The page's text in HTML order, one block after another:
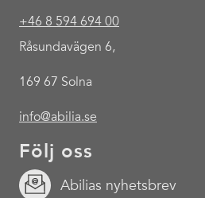
+46 8 594 694 00
Råsundavägen 6,
169 67 Solna
info@abilia.se
Följ oss
Abilias nyhetsbrev